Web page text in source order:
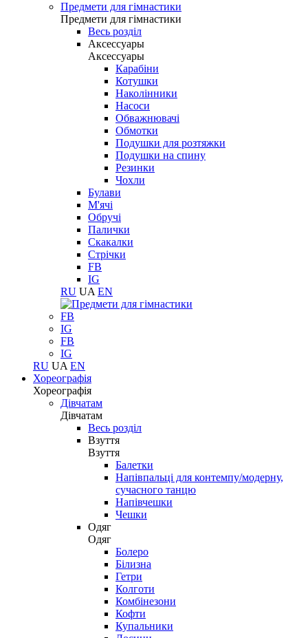
Предмети для гімнастики
Предмети для гімнастики
Весь розділ
Аксессуары
Аксессуары
Карабіни
Котушки
Наколінники
Насоси
Обважнювачі
Обмотки
Подушки для розтяжки
Подушки на спину
Резинки
Чохли
Булави
М'ячі
Обручі
Палички
Скакалки
Стрічки
FB
IG
RU UA EN
FB
IG
FB
IG
RU UA EN
Хореографія
Хореографія
Дівчатам
Дівчатам
Весь розділ
Взуття
Взуття
Балетки
Напівпальці для контемпу/модерну,
сучасного танцю
Напівчешки
Чешки
Одяг
Одяг
Болеро
Білизна
Гетри
Колготи
Комбінезони
Кофти
Купальники